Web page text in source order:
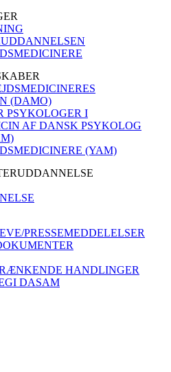
(DAMO)
PSYKOLOGER I
AF DANSK PSYKOLOG
(YAM)
PRESSEMEDDELELSER
HANDLINGER
DASAM